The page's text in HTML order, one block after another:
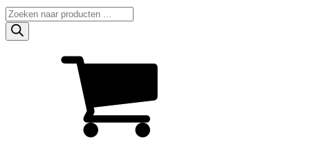
Producten
zoeken